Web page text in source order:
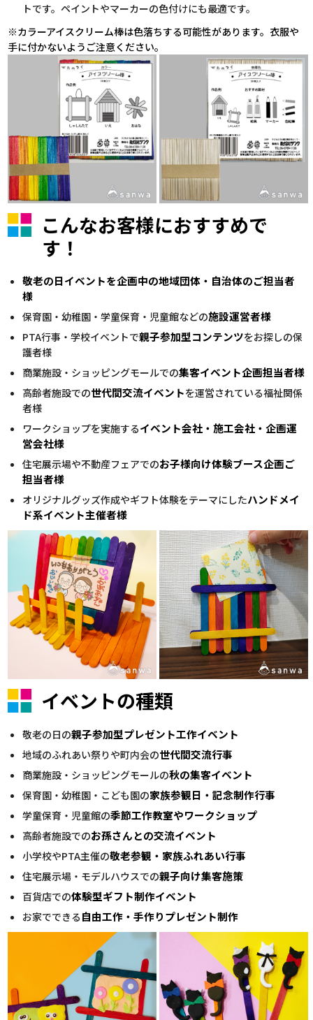
トです。ペイントやマーカーの色付けにも最適です。
※カラーアイスクリーム棒は色落ちする可能性があります。衣服や
手に付かないようご注意ください。
こんなお客様におすすめで
す！
敬老の日イベントを企画中の地域団体・自治体のご担当者
様
保育園・幼稚園・学童保育・児童館などの施設運営者様
PTA行事・学校イベントで親子参加型コンテンツをお探しの保
護者様
商業施設・ショッピングモールでの集客イベント企画担当者様
高齢者施設での世代間交流イベントを運営されている福祉関係
者様
ワークショップを実施するイベント会社・施工会社・企画運
営会社様
住宅展示場や不動産フェアでのお子様向け体験ブース企画ご
担当者様
オリジナルグッズ作成やギフト体験をテーマにしたハンドメイ
ド系イベント主催者様
イベントの種類
敬老の日の親子参加型プレゼント工作イベント
地域のふれあい祭りや町内会の世代間交流行事
商業施設・ショッピングモールの秋の集客イベント
保育園・幼稚園・こども園の家族参観日・記念制作行事
学童保育・児童館の季節工作教室やワークショップ
高齢者施設でのお孫さんとの交流イベント
小学校やPTA主催の敬老参観・家族ふれあい行事
住宅展示場・モデルハウスでの親子向け集客施策
百貨店での体験型ギフト制作イベント
お家でできる 自由工作・手作りプレゼント制作